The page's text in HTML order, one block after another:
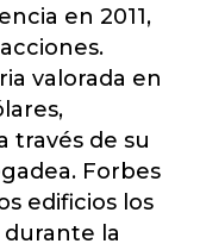
en 2011,
valorada en
través de su
Forbes
edificios los
durante la